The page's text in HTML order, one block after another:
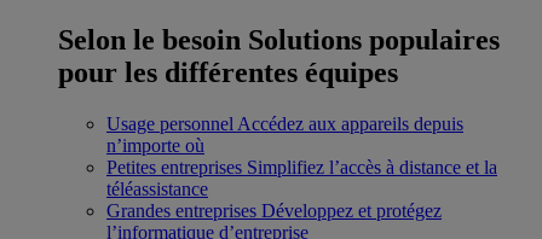
Selon le besoin Solutions populaires
pour les différentes équipes
Usage personnel Accédez aux appareils depuis
n’importe où
Petites entreprises Simplifiez l’accès à distance et la
téléassistance
Grandes entreprises Développez et protégez
l’informatique d’entreprise